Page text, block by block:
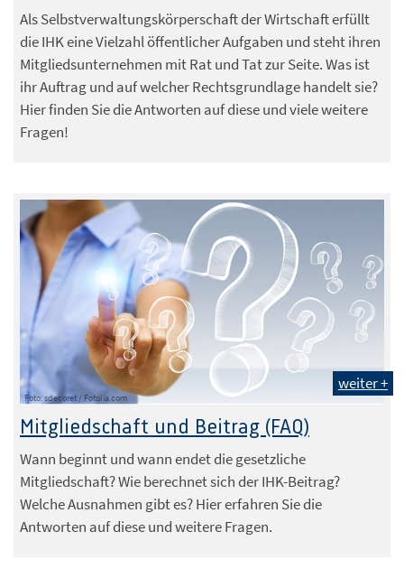
Als Selbstverwaltungskörperschaft der Wirtschaft erfüllt
die IHK eine Vielzahl öffentlicher Aufgaben und steht ihren
Mitgliedsunternehmen mit Rat und Tat zur Seite. Was ist
ihr Auftrag und auf welcher Rechtsgrundlage handelt sie?
Hier finden Sie die Antworten auf diese und viele weitere
Fragen!
Foto: sdecoret / Fotolia.com
weiter +
Mitgliedschaft und Beitrag (FAQ)
Wann beginnt und wann endet die gesetzliche
Mitgliedschaft? Wie berechnet sich der IHK-Beitrag?
Welche Ausnahmen gibt es? Hier erfahren Sie die
Antworten auf diese und weitere Fragen.